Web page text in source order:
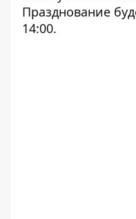
Празднование
14:00.